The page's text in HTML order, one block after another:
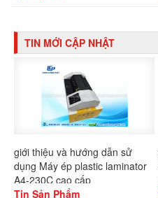
TIN MỚI CẬP NHẬT
giới thiệu và hướng dẫn sử
dụng Máy ép plastic laminator
A4-230C cao cấp
Tin Sản Phẩm